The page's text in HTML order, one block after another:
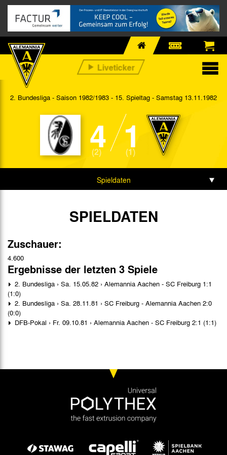
2. Bundesliga - Saison 1982/1983 - 15. Spieltag - Samstag 13.11.1982
4
(2) 1
(1)
Spieldaten
SPIELDATEN
Zuschauer:
4.600
Ergebnisse der letzten 3 Spiele
2. Bundesliga › Sa. 15.05.82 › Alemannia Aachen - SC Freiburg 1:1
(1:0)
2. Bundesliga › Sa. 28.11.81 › SC Freiburg - Alemannia Aachen 2:0
(0:0)
DFB-Pokal › Fr. 09.10.81 › Alemannia Aachen - SC Freiburg 2:1 (1:1)